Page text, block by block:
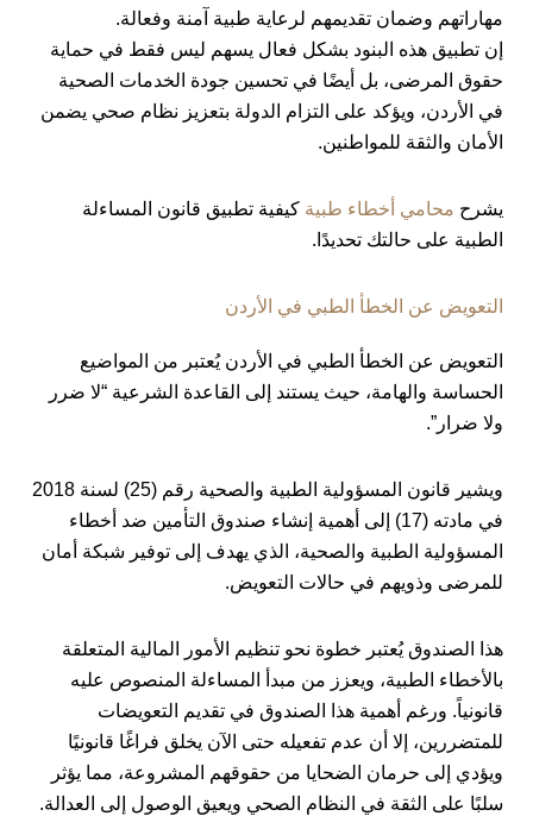
مهاراتهم وضمان تقديمهم لرعاية طبية آمنة وفعالة.
إن تطبيق هذه البنود بشكل فعال يسهم ليس فقط في حماية
حقوق المرضى، بل أيضًا في تحسين جودة الخدمات الصحية
في الأردن، ويؤكد على التزام الدولة بتعزيز نظام صحي يضمن
الأمان والثقة للمواطنين.
يشرح محامي أخطاء طبية كيفية تطبيق قانون المساءلة
الطبية على حالتك تحديدًا.
التعويض عن الخطأ الطبي في الأردن
التعويض عن الخطأ الطبي في الأردن يُعتبر من المواضيع
الحساسة والهامة، حيث يستند إلى القاعدة الشرعية “لا ضرر
ولا ضرار”.
ويشير قانون المسؤولية الطبية والصحية رقم (25) لسنة 2018
في مادته (17) إلى أهمية إنشاء صندوق التأمين ضد أخطاء
المسؤولية الطبية والصحية، الذي يهدف إلى توفير شبكة أمان
للمرضى وذويهم في حالات التعويض.
هذا الصندوق يُعتبر خطوة نحو تنظيم الأمور المالية المتعلقة
بالأخطاء الطبية، ويعزز من مبدأ المساءلة المنصوص عليه
قانونياً. ورغم أهمية هذا الصندوق في تقديم التعويضات
للمتضررين، إلا أن عدم تفعيله حتى الآن يخلق فراغًا قانونيًا
ويؤدي إلى حرمان الضحايا من حقوقهم المشروعة، مما يؤثر
سلبًا على الثقة في النظام الصحي ويعيق الوصول إلى العدالة.